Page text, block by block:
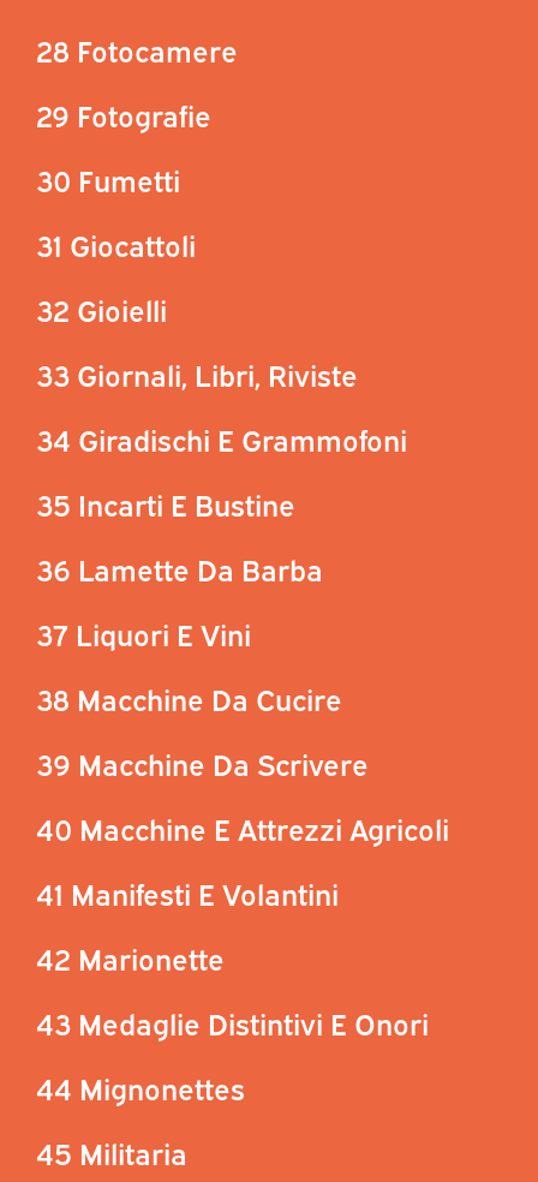
28 Fotocamere
29 Fotografie
30 Fumetti
31 Giocattoli
32 Gioielli
33 Giornali, Libri, Riviste
34 Giradischi E Grammofoni
35 Incarti E Bustine
36 Lamette Da Barba
37 Liquori E Vini
38 Macchine Da Cucire
39 Macchine Da Scrivere
40 Macchine E Attrezzi Agricoli
41 Manifesti E Volantini
42 Marionette
43 Medaglie Distintivi E Onori
44 Mignonettes
45 Militaria